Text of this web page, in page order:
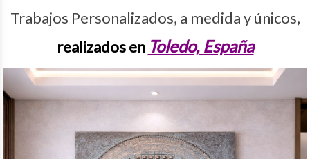
Trabajos Personalizados, a medida y únicos,
realizados en Toledo, España